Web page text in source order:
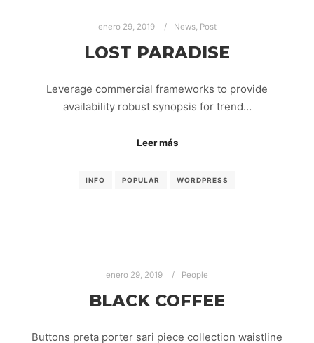
enero 29, 2019 News, Post
LOST PARADISE
Leverage commercial frameworks to provide
availability robust synopsis for trend…
Leer más
INFO POPULAR WORDPRESS
enero 29, 2019 People
BLACK COFFEE
Buttons preta porter sari piece collection waistline